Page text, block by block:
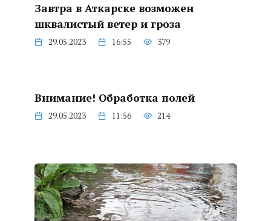
Завтра в Аткарске возможен
шквалистый ветер и гроза
29.05.2023 16:55 379
Внимание! Обработка полей
29.05.2023 11:56 214